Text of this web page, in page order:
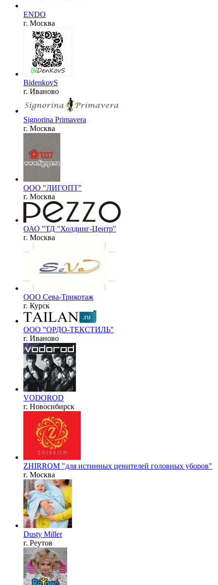
ENDO
г. Москва
BidenkovS
г. Иваново
Signorina Primavera
г. Москва
ООО "ЛИГОПТ"
г. Москва
ОАО "ТД "Холдинг-Центр"
г. Москва
ООО Сева-Трикотаж
г. Курск
ООО "ОРДО-ТЕКСТИЛЬ"
г. Иваново
VODOROD
г. Новосибирск
ZHIRROM "для истинных ценителей головных уборов"
г. Москва
Dusty Miller
г. Реутов